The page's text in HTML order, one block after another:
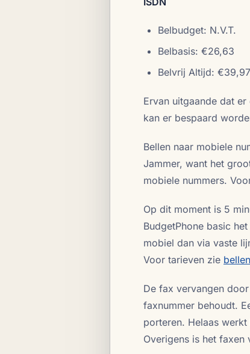
Belbudget: N.V.T.
Belbasis: €26,63
Belvrij Altijd: €39,97
Ervan uitgaande dat
kan er bespaard
Bellen naar mobiele
Jammer, want het
mobiele nummers.
Op dit moment is 5
BudgetPhone basic
mobiel dan via vaste
Voor tarieven zie
De fax vervangen
faxnummer behoudt.
porteren. Helaas werkt
Overigens is het faxen